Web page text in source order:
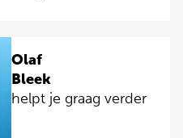
Olaf
Bleek
helpt je graag verder